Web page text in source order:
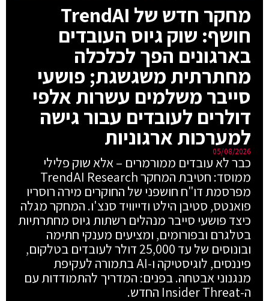
מחקר חדש של TrendAI
חושף: שוק גיוס העובדים
בארגונים הפך לכלכלה
מחתרתית משגשגת; פושעי
סייבר משלמים עשרות אלפי
דולרים לעובדים עבור גישה
למערכות ארגוניות
05/08/2026
כבר לא עובדים ממורמרים – אלא שוק פלילי
ממוסד: חטיבת המחקר TrendAI Research
מפרסמת דו"ח חושפני של החוקרים מירה רוסריו
פואנטס, סטיבן הילט ודייוויד סנצ'ו. המחקר מגלה
כיצד פושעי סייבר מנהלים רשתות גיוס מחתרתיות
בטלגרם ובפורומים, ומציעים מענקי חתימה
ובונוסים של עד 25,000 דולר לעובדים בטלקום,
פיננסים, לוגיסטיקה ו-AI בתמורה לעקיפת
מנגנוני אבטחה. בפנים: המדריך להתמודדות עם
ה-Insider Threat החדש.